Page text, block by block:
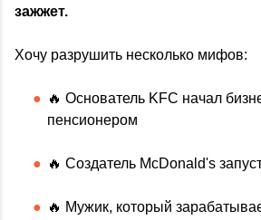
зажжет.
Хочу разрушить несколько мифов:
🔥 Основатель KFC начал
пенсионером
🔥 Создатель McDonald's
🔥 Мужик, который